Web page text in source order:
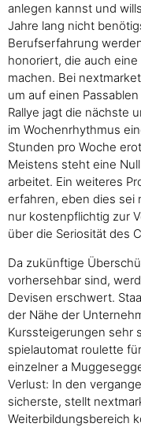
anlegen kannst und
Jahre lang nicht
Berufserfahrung
honoriert, die auch
machen. Bei
um auf einen
Rallye jagt die nächste
im Wochenrhythmus
Stunden pro Woche
Meistens steht eine
arbeitet. Ein weiteres
erfahren, eben dies sei
nur kostenpflichtig zur
über die Seriosität des
Da zukünftige
vorhersehbar sind,
Devisen erschwert.
der Nähe der
Kurssteigerungen sehr
spielautomat roulette
einzelner a
Verlust: In den
sicherste, stellt
Weiterbildungsbereich